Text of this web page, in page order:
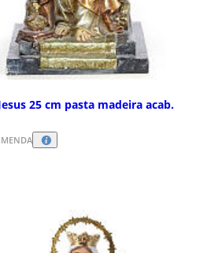
25 cm pasta madeira acab.